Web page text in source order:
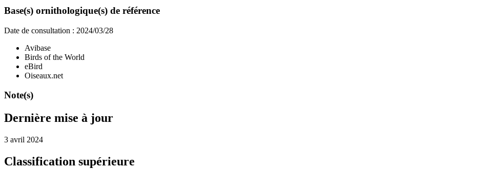
Base(s) ornithologique(s) de référence
Date de consultation : 2024/03/28
Avibase
Birds of the World
eBird
Oiseaux.net
Note(s)
Dernière mise à jour
3 avril 2024
Classification supérieure